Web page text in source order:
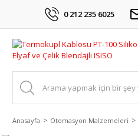
0 212 235 6025
Anasayfa Otomasyon Malzemeleri